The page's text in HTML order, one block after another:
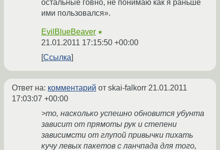
остальные говно, не понимаю как я раньше
ими пользовался».
EvilBlueBeaver ★
21.01.2011 17:15:50 +00:00
Ссылка
Ответ на: комментарий от skai-falkorr 21.01.2011
17:03:07 +00:00
>то, насколько успешно обновится убунта
зависит от прямоты рук и степени
зависимсти от глупой привычки пихать
кучу левых пакетов с ланчпада для того,